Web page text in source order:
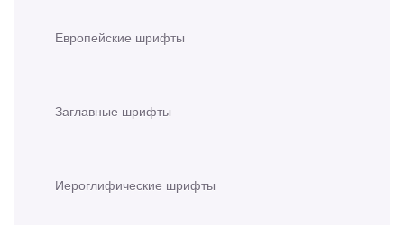
Европейские шрифты
Заглавные шрифты
Иероглифические шрифты